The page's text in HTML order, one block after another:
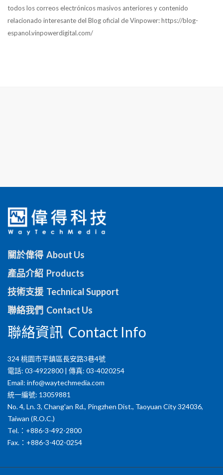
todos los correos electrónicos masivos anteriores y contenido
relacionado interesante del Blog oficial de Vinpower: https://blog-
espanol.vinpowerdigital.com/
關於偉得 About Us
產品介紹 Products
技術支援 Technical Support
聯絡我們 Contact Us
聯絡資訊 Contact Info
324 桃園市平鎮區長安路3巷4號
電話: 03-4922800 | 傳真: 03-4020254
Email: info@waytechmedia.com
統一編號: 13059881
No. 4, Ln. 3, Chang'an Rd., Pingzhen Dist., Taoyuan City 324036,
Taiwan (R.O.C.)
Tel.：+886-3-492-2800
Fax.：+886-3-402-0254